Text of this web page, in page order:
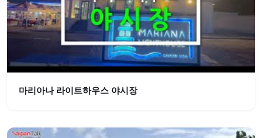
마리아나 라이트하우스 야시장